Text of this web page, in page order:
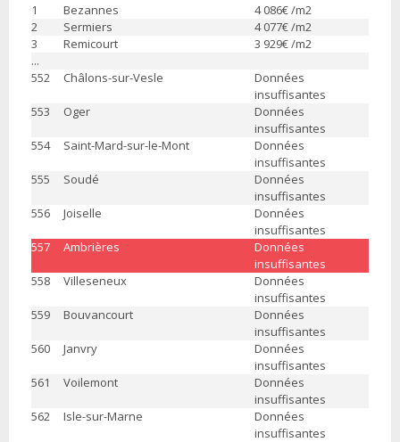
1 Bezannes 4 086€ /m2
2
Sermiers 4 077€ /m2
3
Remicourt 3 929€ /m2
...
552
Châlons-sur-Vesle
Données
insuffisantes
553
Oger
Données
insuffisantes
554
Saint-Mard-sur-le-Mont
Données
insuffisantes
555
Soudé
Données
insuffisantes
556
Joiselle
Données
insuffisantes
557
Ambrières
Données
insuffisantes
558
Villeseneux
Données
insuffisantes
559
Bouvancourt
Données
insuffisantes
560
Janvry
Données
insuffisantes
561
Voilemont
Données
insuffisantes
562
Isle-sur-Marne
Données
insuffisantes